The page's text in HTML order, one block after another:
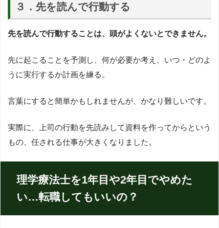
３．先を読んで行動する
先を読んで行動することは、頭がよくないとできません。
先に起こることを予測し、何が必要か考え、いつ・どのよ
うに実行するか計画を練る。
言葉にすると簡単かもしれませんが、かなり難しいです。
実際に、上司の行動を先読みして資料を作ってからという
もの、任される仕事が大きくなりました。
理学療法士を1年目や2年目でやめた
い…転職してもいいの？